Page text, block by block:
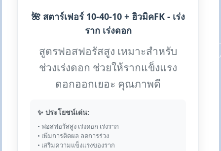
🌺 สตาร์เฟอร์ 10-40-10 + ฮิวมิคFK - เร่ง
ราก เร่งดอก
สูตรฟอสฟอรัสสูง เหมาะสำหรับ
ช่วงเร่งดอก ช่วยให้รากแข็งแรง
ดอกออกเยอะ คุณภาพดี
✨ ประโยชน์เด่น:
• ฟอสฟอรัสสูง เร่งดอก เร่งราก
• เพิ่มการติดผล ลดการร่วง
• เสริมความแข็งแรงของราก